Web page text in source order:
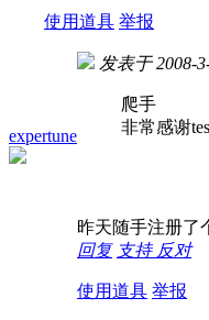
使用道具 举报
expertune
发表于 2008-
爬手
非常感谢
昨天随手注册了
回复 支持 反对
使用道具 举报